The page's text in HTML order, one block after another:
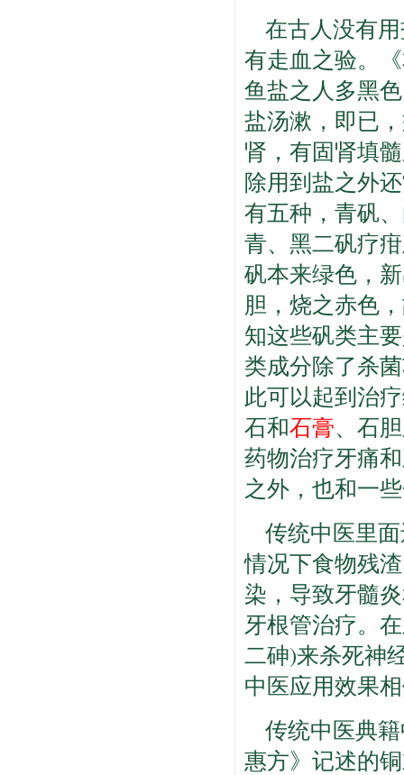
在古人没有
有走血之验。
鱼盐之人多黑
盐汤漱，即已
肾，有固肾填
除用到盐之外
有五种，青矾
青、黑二矾疗
矾本来绿色，
胆，烧之赤色
知这些矾类主
类成分除了杀
此可以起到治
石和石膏、石
药物治疗牙痛
之外，也和一
传统中医里
情况下食物残
染，导致牙髓
牙根管治疗。
二砷)来杀死神
中医应用效果
传统中医典
惠方》记述的